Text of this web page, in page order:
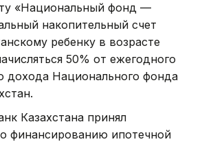
«Национальный фонд —
накопительный счет
ребенку в возрасте
50% от ежегодного
дохода Национального фонда
Казахстана принял
финансированию ипотечной